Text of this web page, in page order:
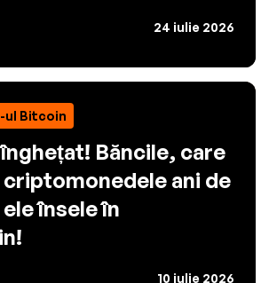
24 iulie 2026
ul Bitcoin
înghețat! Băncile, care
ani de
însele în
10 iulie 2026